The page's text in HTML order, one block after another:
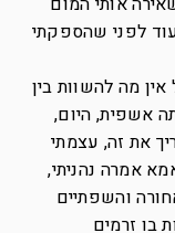
לפני שהספקתי
מה להשוות בין
אשפית, היום,
את זה, עצמתי
אמרה נהניתי,
והשפתיים
בו זרמים